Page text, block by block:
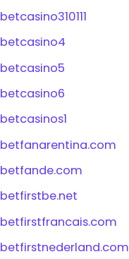
betcasino310111
betcasino4
betcasino5
betcasino6
betcasinos1
betfanarentina.com
betfande.com
betfirstbe.net
betfirstfrancais.com
betfirstnederland.com